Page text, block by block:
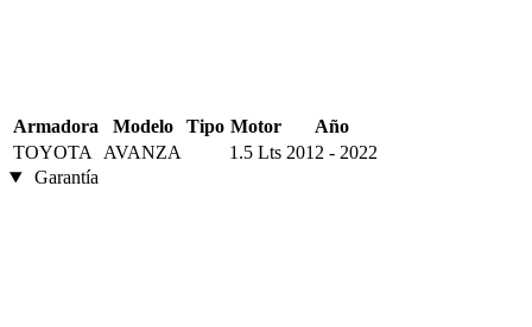
Armadora Modelo Tipo Motor
Año
TOYOTA
AVANZA 1.5 Lts 2012 - 2022
Garantía